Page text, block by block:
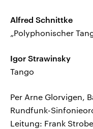
Alfred Schnittke
„Polyphonischer
Igor Strawinsky
Tango
Per Arne Glorvigen,
Rundfunk-
Leitung: Frank